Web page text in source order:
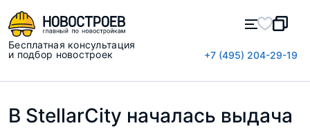
Бесплатная консультация
и подбор новостроек
+7 (495) 204-29-19
В StellarCity началась выдача